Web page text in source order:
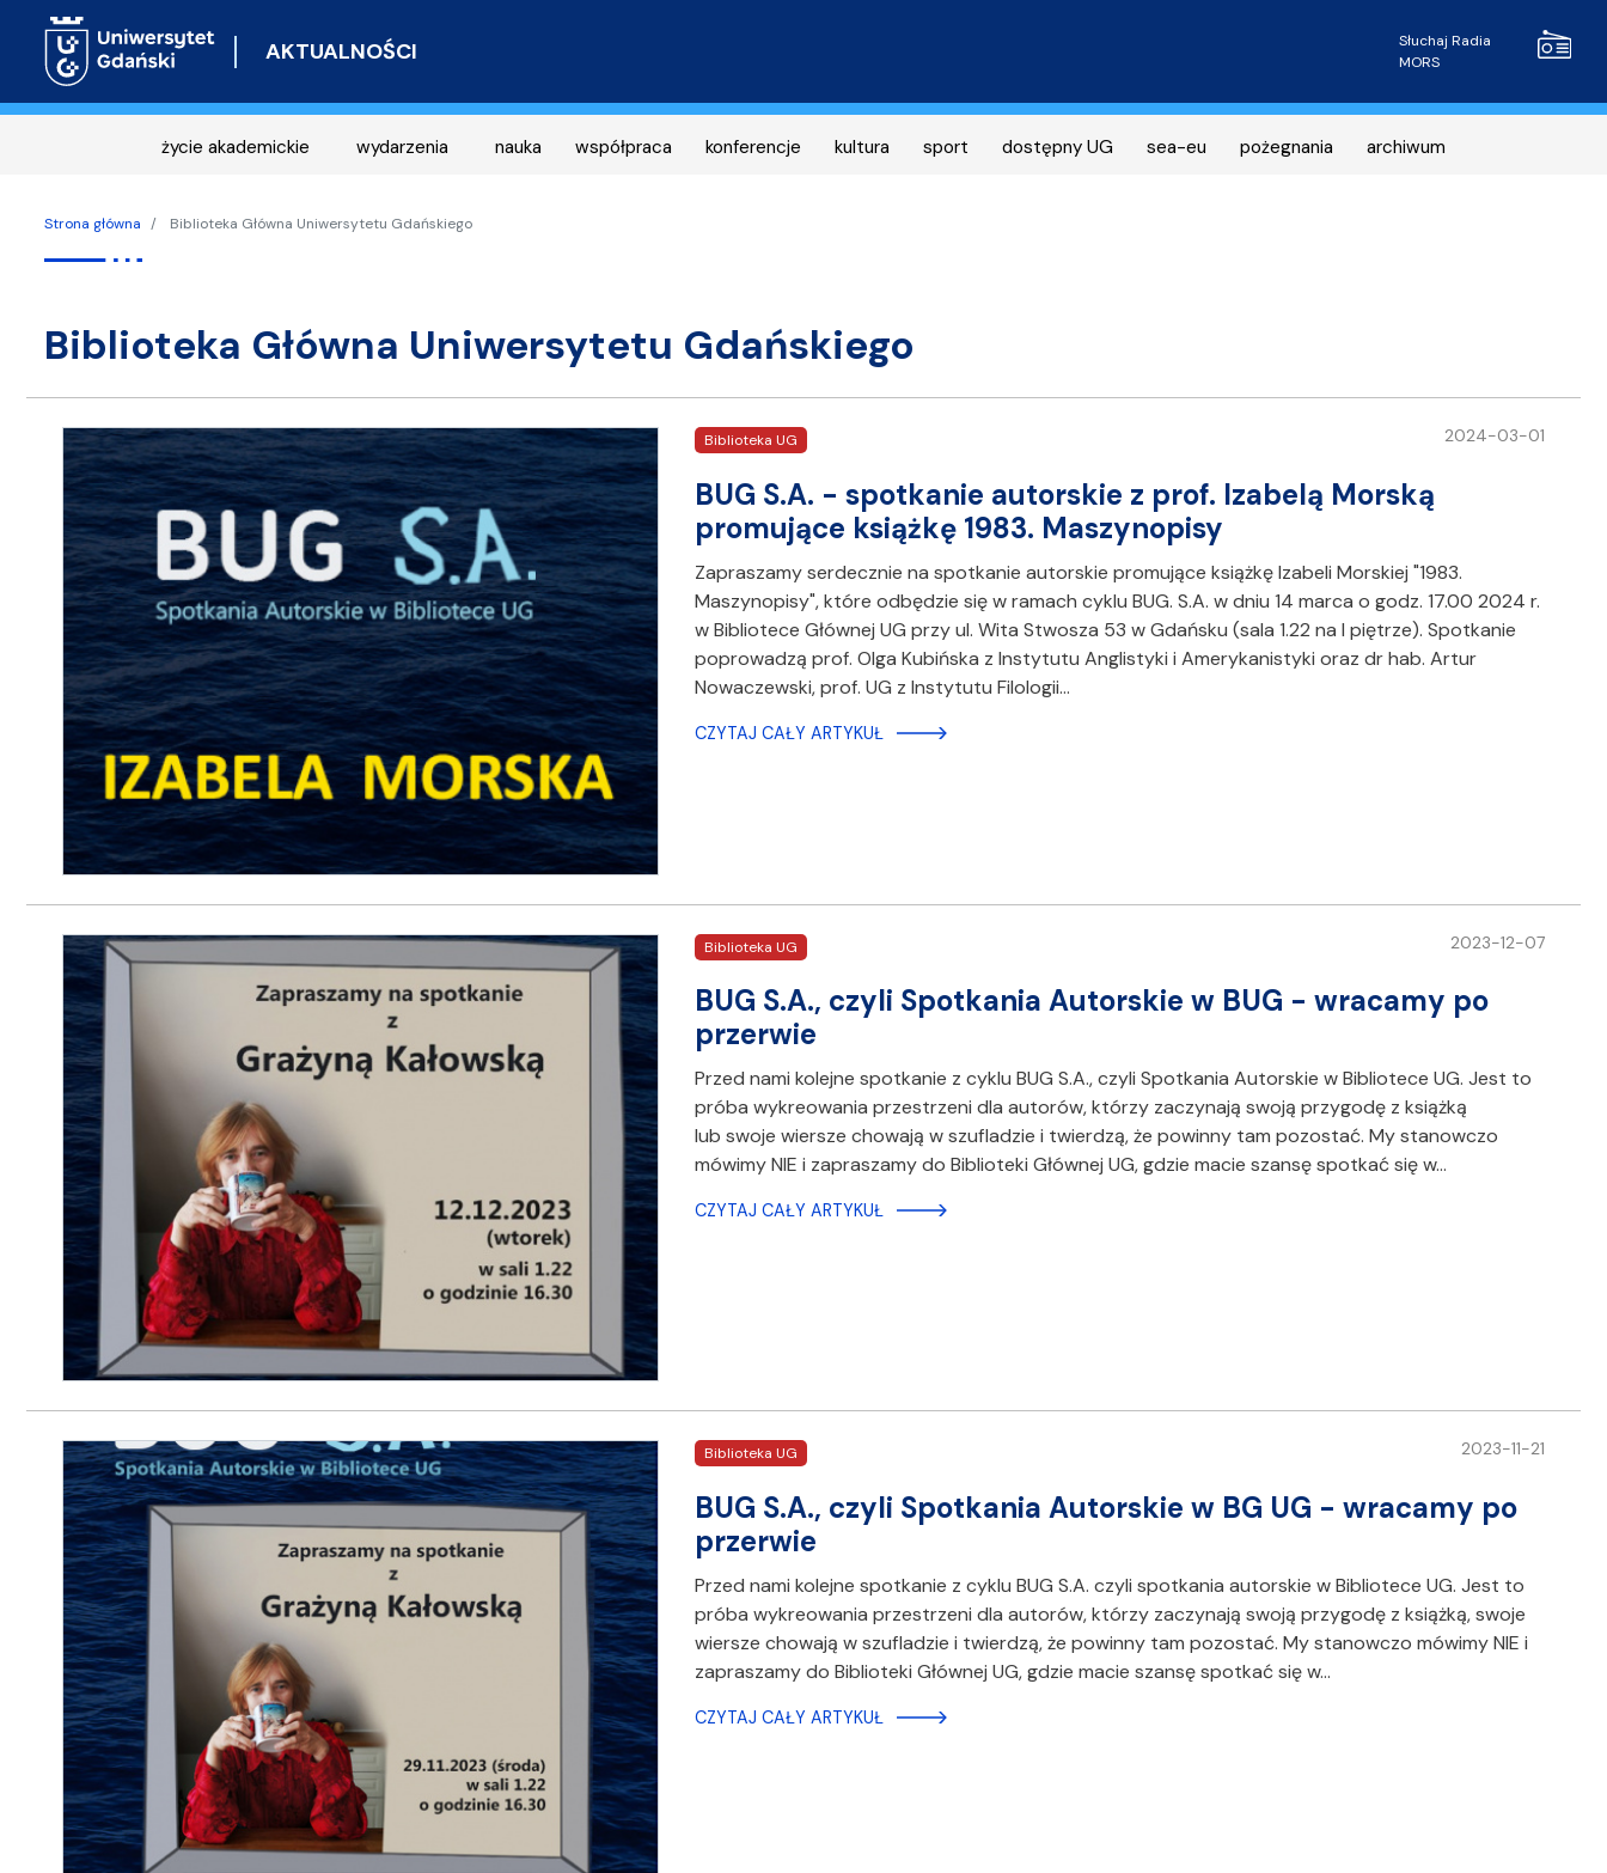
AKTUALNOŚCI Radio
Słuchaj Radia
MORS
życie akademickie wydarzenia nauka współpraca konferencje kultura sport dostępny UG sea-eu pożegnania archiwum
Strona główna Biblioteka Główna Uniwersytetu Gdańskiego
Biblioteka Główna Uniwersytetu Gdańskiego
Biblioteka UG 2024-03-01
BUG S.A. - spotkanie autorskie z prof. Izabelą Morską
promujące książkę 1983. Maszynopisy
Zapraszamy serdecznie na spotkanie autorskie promujące książkę Izabeli Morskiej "1983.
Maszynopisy", które odbędzie się w ramach cyklu BUG. S.A. w dniu 14 marca o godz. 17.00 2024 r.
w Bibliotece Głównej UG przy ul. Wita Stwosza 53 w Gdańsku (sala 1.22 na I piętrze). Spotkanie
poprowadzą prof. Olga Kubińska ​​​​​​z Instytutu Anglistyki i Amerykanistyki oraz dr hab. Artur
Nowaczewski, prof. UG z Instytutu Filologii…
CZYTAJ CAŁY ARTYKUŁ
Biblioteka UG 2023-12-07
BUG S.A., czyli Spotkania Autorskie w BUG - wracamy po
przerwie
Przed nami kolejne spotkanie z cyklu BUG S.A., czyli Spotkania Autorskie w Bibliotece UG. Jest to
próba wykreowania przestrzeni dla autorów, którzy zaczynają swoją przygodę z książką
lub swoje wiersze chowają w szufladzie i twierdzą, że powinny tam pozostać. My stanowczo
mówimy NIE i zapraszamy do Biblioteki Głównej UG, gdzie macie szansę spotkać się w…
CZYTAJ CAŁY ARTYKUŁ
Biblioteka UG 2023-11-21
BUG S.A., czyli Spotkania Autorskie w BG UG - wracamy po
przerwie
Przed nami kolejne spotkanie z cyklu BUG S.A. czyli spotkania autorskie w Bibliotece UG. Jest to
próba wykreowania przestrzeni dla autorów, którzy zaczynają swoją przygodę z książką, swoje
wiersze chowają w szufladzie i twierdzą, że powinny tam pozostać. My stanowczo mówimy NIE i
zapraszamy do Biblioteki Głównej UG, gdzie macie szansę spotkać się w…
CZYTAJ CAŁY ARTYKUŁ